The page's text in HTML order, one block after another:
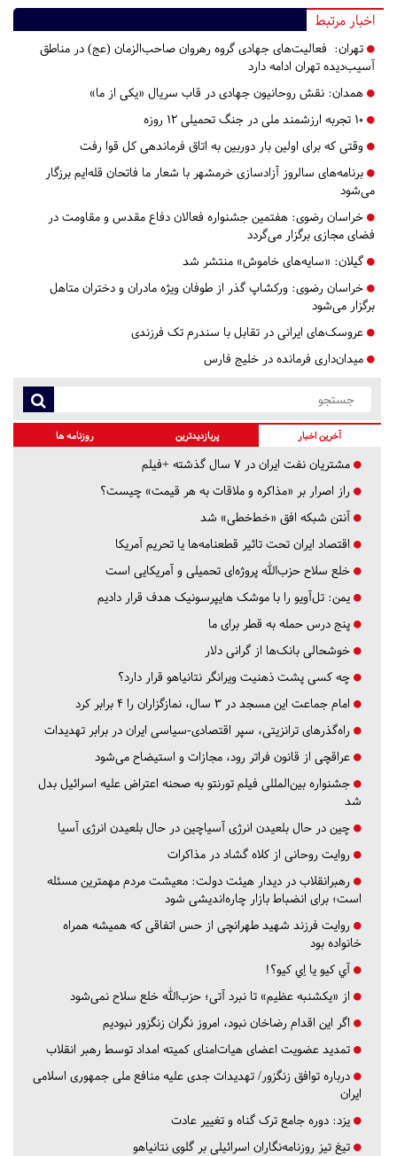
اخبار مرتبط
تهران: فعالیت‌های جهادی گروه رهروان صاحب‌الزمان (عج) در مناطق
آسیب‌دیده تهران ادامه دارد
همدان: نقش روحانیون جهادی در قاب سریال «یکی از ما»
۱۰ تجربه ارزشمند ملی در جنگ تحمیلی ۱۲ روزه
وقتی که برای اولین بار دوربین به اتاق فرماندهی کل قوا رفت
برنامه‌های سالروز آزادسازی خرمشهر با شعار ما فاتحان قله‌ایم برزگار
می‌شود
خراسان رضوی: هفتمین جشنواره فعالان دفاع مقدس و مقاومت در
فضای مجازی برگزار می‌گردد
گیلان: «سایه‌های خاموش» منتشر شد
خراسان رضوی: ورکشاپ گذر از طوفان ویژه مادران و دختران متاهل
برگزار می‌شود
عروسک‌های ایرانی در تقابل با سندرم تک فرزندی
میدان‌داری فرمانده در خلیج فارس
آخرین اخبار پربازدیدترین روزنامه ها
مشتریان نفت ایران در ۷ سال گذشته +فیلم
راز اصرار بر «مذاکره و ملاقات به هر قیمت» چیست؟
آنتن شبکه افق «خط‌خطی» شد
اقتصاد ایران تحت تاثیر قطعنامه‌ها یا تحریم‌ آمریکا
خلع سلاح حزب‌الله پروژه‌ای تحمیلی و آمریکایی است
یمن: تل‌آویو را با موشک هایپرسونیک هدف قرار دادیم
پنج درس‌ حمله به قطر برای ما
خوشحالی بانک‌ها از گرانی دلار
چه کسی پشت ذهنیت ویرانگر نتانیاهو قرار دارد؟
امام جماعت این مسجد در ۳ سال، نمازگزاران را ۴ برابر کرد
راه‌گذرهای ترانزیتی، سپر اقتصادی-سیاسی ایران در برابر تهدیدات
عراقچی از قانون فراتر رود، مجازات و استیضاح می‌شود
جشنواره بین‌المللی فیلم تورنتو به صحنه اعتراض علیه اسرائیل بدل
شد
چین در حال بلعیدن انرژی آسیاچین در حال بلعیدن انرژی آسیا
روایت روحانی از کلاه گشاد در مذاکرات
رهبرانقلاب در دیدار هیئت دولت: معیشت مردم مهمترین مسئله
است؛ برای انضباط بازار چاره‌اندیشی شود
روایت فرزند شهید طهرانچی از حس اتفاقی که همیشه همراه
خانواده بود
آي كيو يا اِي كيو؟!
از «یکشنبه عظیم» تا نبرد آتی؛ حزب‌الله خلع سلاح نمی‌شود
اگر این اقدام رضاخان نبود، امروز نگران زنگزور نبودیم
تمدید عضویت اعضای هیات‌امنای کمیته امداد توسط رهبر انقلاب
درباره توافق زنگزور/ تهدیدات جدی علیه منافع ملی جمهوری اسلامی
ایران
یزد: دوره جامع ترک گناه و تغییر عادت
تیغ تیز روزنامه‌نگاران اسرائیلی بر گلوی نتانیاهو